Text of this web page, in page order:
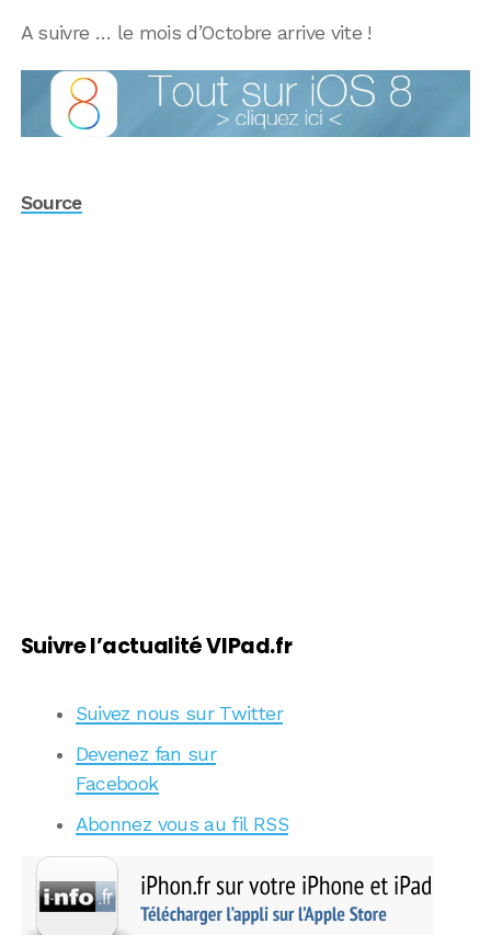
A suivre … le mois d’Octobre arrive vite !
Source
Suivre l’actualité VIPad.fr
Suivez nous sur Twitter
Devenez fan sur
Facebook
Abonnez vous au fil RSS